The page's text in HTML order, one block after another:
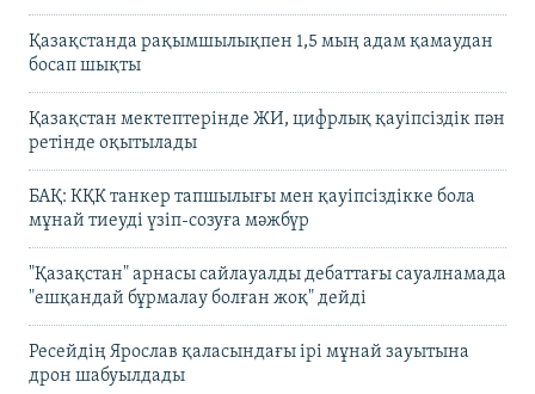
Қазақстанда рақымшылықпен 1,5 мың адам қамаудан
босап шықты
Қазақстан мектептерінде ЖИ, цифрлық қауіпсіздік пән
ретінде оқытылады
БАҚ: КҚК танкер тапшылығы мен қауіпсіздікке бола
мұнай тиеуді үзіп-созуға мәжбүр
"Қазақстан" арнасы сайлауалды дебаттағы сауалнамада
"ешқандай бұрмалау болған жоқ" дейді
Ресейдің Ярослав қаласындағы ірі мұнай зауытына
дрон шабуылдады